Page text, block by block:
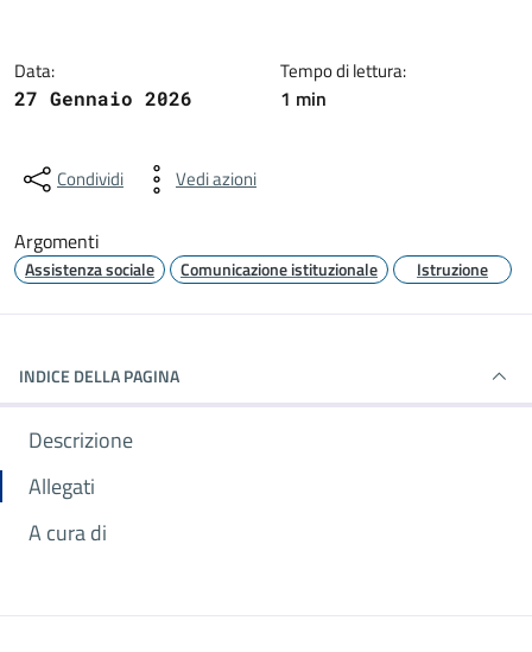
Data:
27 Gennaio 2026
Tempo di lettura:
1 min
Condividi Vedi azioni
Argomenti
Assistenza sociale Comunicazione istituzionale Istruzione
INDICE DELLA PAGINA
Descrizione
Allegati
A cura di